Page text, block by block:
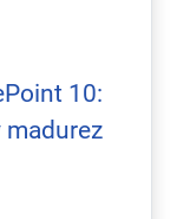
10:
madurez